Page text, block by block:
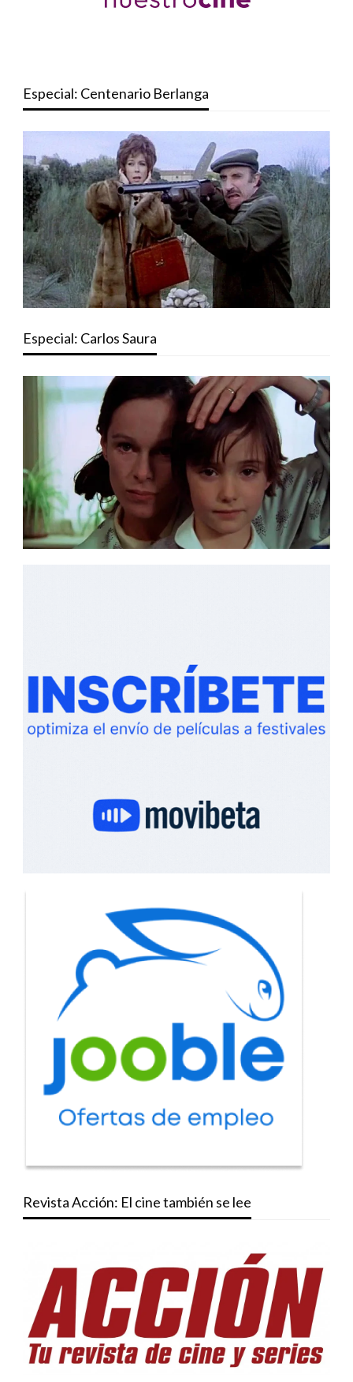
Especial: Centenario Berlanga
Especial: Carlos Saura
Revista Acción: El cine también se lee